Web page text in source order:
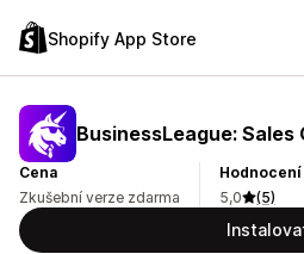
Shopify App Store
BusinessLeague: Sales
Cena
Zkušební verze zdarma
Hodnocení
5,0
(5)